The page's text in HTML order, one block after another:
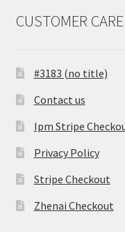
CUSTOMER CARE
#3183 (no title)
Contact us
Ipm Stripe
Privacy Policy
Stripe Checkout
Zhenai Checkout